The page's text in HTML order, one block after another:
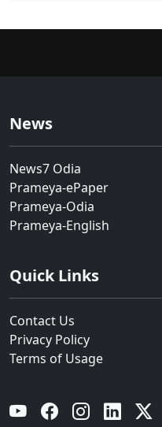
News
News7 Odia
Prameya-ePaper
Prameya-Odia
Prameya-English
Quick Links
Contact Us
Privacy Policy
Terms of Usage
YouTube Facebook Instagram Linkedin